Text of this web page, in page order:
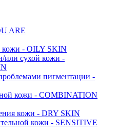
ARE
- OILY SKIN
или сухой кожи -
пигментации -
кожи - COMBINATION
кожи - DRY SKIN
кожи - SENSITIVE